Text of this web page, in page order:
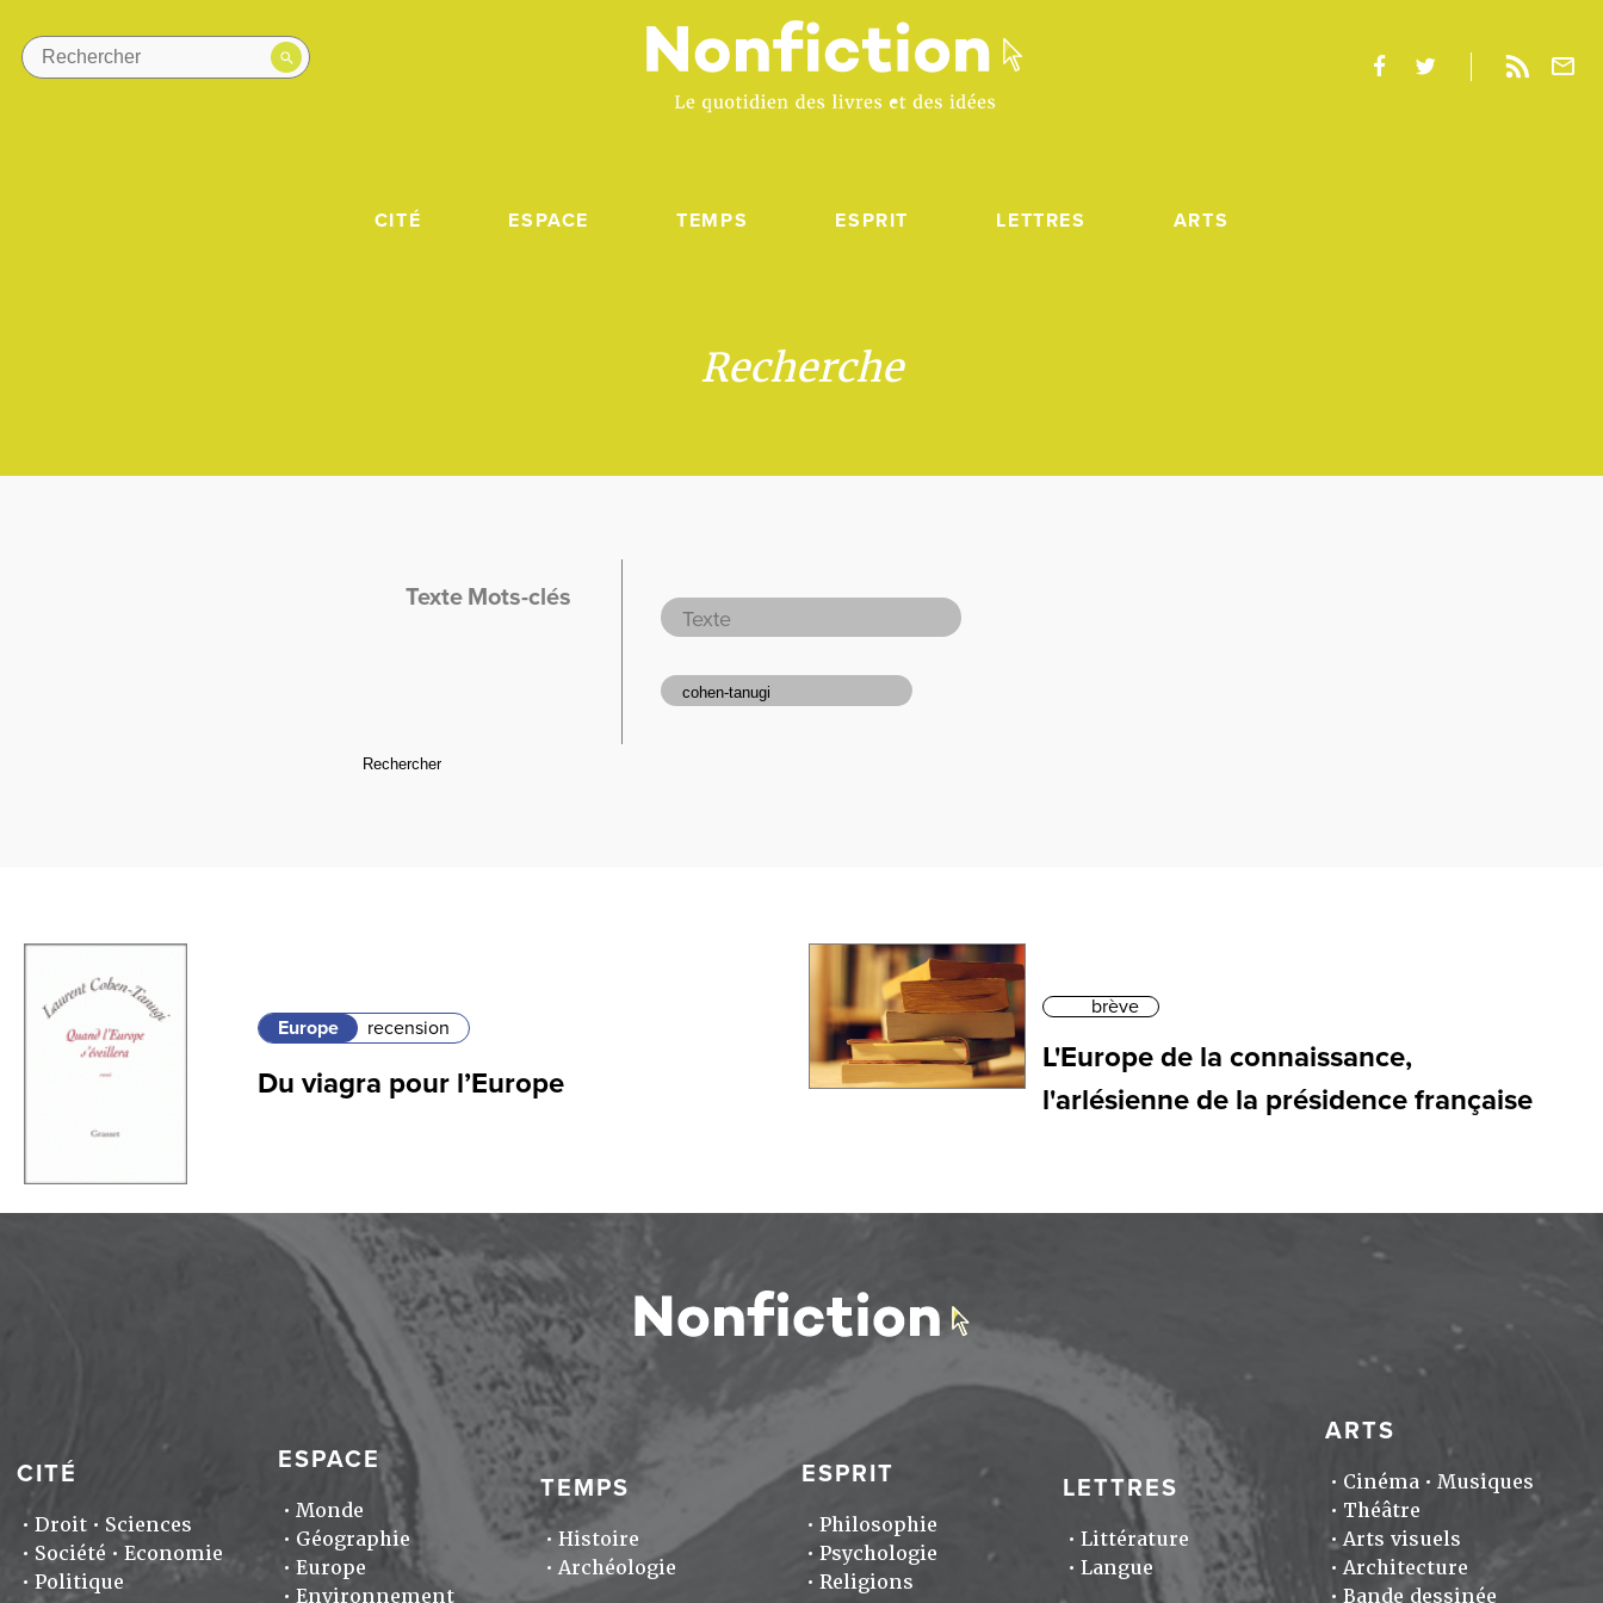
CITÉ ESPACE TEMPS ESPRIT LETTRES ARTS
Recherche
Texte Mots-clés
Europe recension
Du viagra pour l’Europe
brève
L'Europe de la connaissance,
l'arlésienne de la présidence française
CITÉ
Droit
Sciences
Société
Economie
Politique
ESPACE
Monde
Géographie
Europe
Environnement
TEMPS
Histoire
Archéologie
ESPRIT
Philosophie
Psychologie
Religions
LETTRES
Littérature
Langue
ARTS
Cinéma
Musiques
Théâtre
Arts visuels
Architecture
Bande dessinée